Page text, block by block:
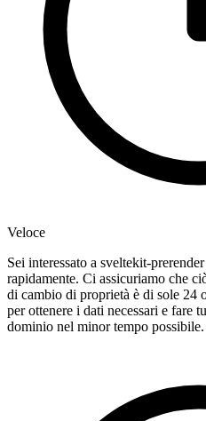
Veloce
Sei interessato a sveltekit-
rapidamente. Ci assicuriamo che
di cambio di proprietà è di sole 24
per ottenere i dati necessari e fare
dominio nel minor tempo possibile.